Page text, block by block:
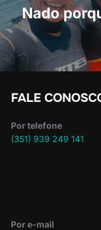
artigos
Nado
FALE
Por telefone
(351) 939 249 141
Por e-mail